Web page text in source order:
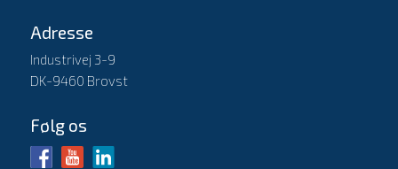
Adresse
Industrivej 3-9
DK-9460 Brovst
Følg os